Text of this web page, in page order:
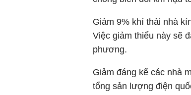
Giảm 9% khí thải nhà
Việc giảm thiểu này sẽ
phương.
Giảm đáng kể các nhà
tổng sản lượng điện